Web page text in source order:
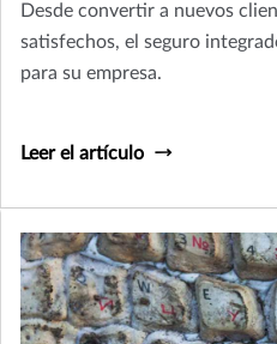
Desde convertir a nuevos
satisfechos, el seguro
para su empresa.
Leer el artículo